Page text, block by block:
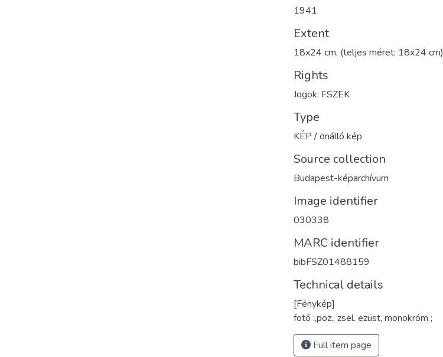
1941
Extent
18x24 cm, (teljes méret: 18x24 cm)
Rights
Jogok: FSZEK
Type
KÉP / önálló kép
Source collection
Budapest-képarchívum
Image identifier
030338
MARC identifier
bibFSZ01488159
Technical details
[Fénykép]
fotó :,poz., zsel. ezüst, monokróm ;
Full item page